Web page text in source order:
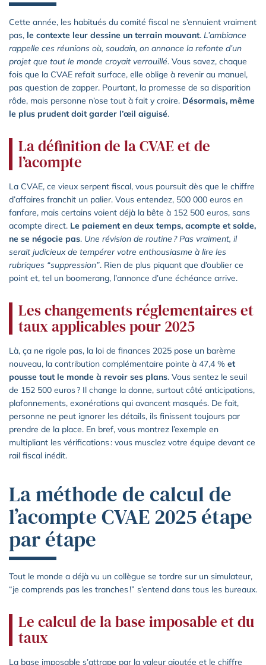
Cette année, les habitués du comité fiscal ne s’ennuient vraiment
pas, le contexte leur dessine un terrain mouvant. L’ambiance
rappelle ces réunions où, soudain, on annonce la refonte d’un
projet que tout le monde croyait verrouillé. Vous savez, chaque
fois que la CVAE refait surface, elle oblige à revenir au manuel,
pas question de zapper. Pourtant, la promesse de sa disparition
rôde, mais personne n’ose tout à fait y croire. Désormais, même
le plus prudent doit garder l’œil aiguisé.
La définition de la CVAE et de
l’acompte
La CVAE, ce vieux serpent fiscal, vous poursuit dès que le chiffre
d’affaires franchit un palier. Vous entendez, 500 000 euros en
fanfare, mais certains voient déjà la bête à 152 500 euros, sans
acompte direct. Le paiement en deux temps, acompte et solde,
ne se négocie pas. Une révision de routine ? Pas vraiment, il
serait judicieux de tempérer votre enthousiasme à lire les
rubriques “suppression”. Rien de plus piquant que d’oublier ce
point et, tel un boomerang, l’annonce d’une échéance arrive.
Les changements réglementaires et
taux applicables pour 2025
Là, ça ne rigole pas, la loi de finances 2025 pose un barème
nouveau, la contribution complémentaire pointe à 47,4 % et
pousse tout le monde à revoir ses plans. Vous sentez le seuil
de 152 500 euros ? Il change la donne, surtout côté anticipations,
plafonnements, exonérations qui avancent masqués. De fait,
personne ne peut ignorer les détails, ils finissent toujours par
prendre de la place. En bref, vous montrez l’exemple en
multipliant les vérifications : vous musclez votre équipe devant ce
rail fiscal inédit.
La méthode de calcul de
l’acompte CVAE 2025 étape
par étape
Tout le monde a déjà vu un collègue se tordre sur un simulateur,
“je comprends pas les tranches !” s’entend dans tous les bureaux.
Le calcul de la base imposable et du
taux
La base imposable s’attrape par la valeur ajoutée et le chiffre